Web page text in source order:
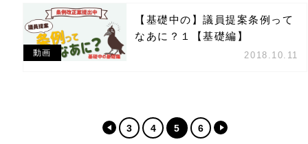
動画
【基礎中の】議員提案条例って
なあに？１【基礎編】
2018.10.11
3 4 5 6